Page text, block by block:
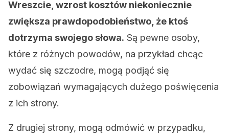
Wreszcie, wzrost kosztów niekoniecznie
zwiększa prawdopodobieństwo, że ktoś
dotrzyma swojego słowa. Są pewne osoby,
które z różnych powodów, na przykład chcąc
wydać się szczodre, mogą podjąć się
zobowiązań wymagających dużego poświęcenia
z ich strony.
Z drugiej strony, mogą odmówić w przypadku,